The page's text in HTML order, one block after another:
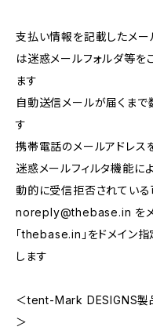
支払い情報を記載したメー
は迷惑メールフォルダ等を
ます
自動送信メールが届くま
す
携帯電話のメールアドレス
迷惑メールフィルタ機能に
動的に受信拒否されてい
noreply@thebase.in を
「thebase.in」をドメイン
します
＜tent-Mark DESIGNS製
＞